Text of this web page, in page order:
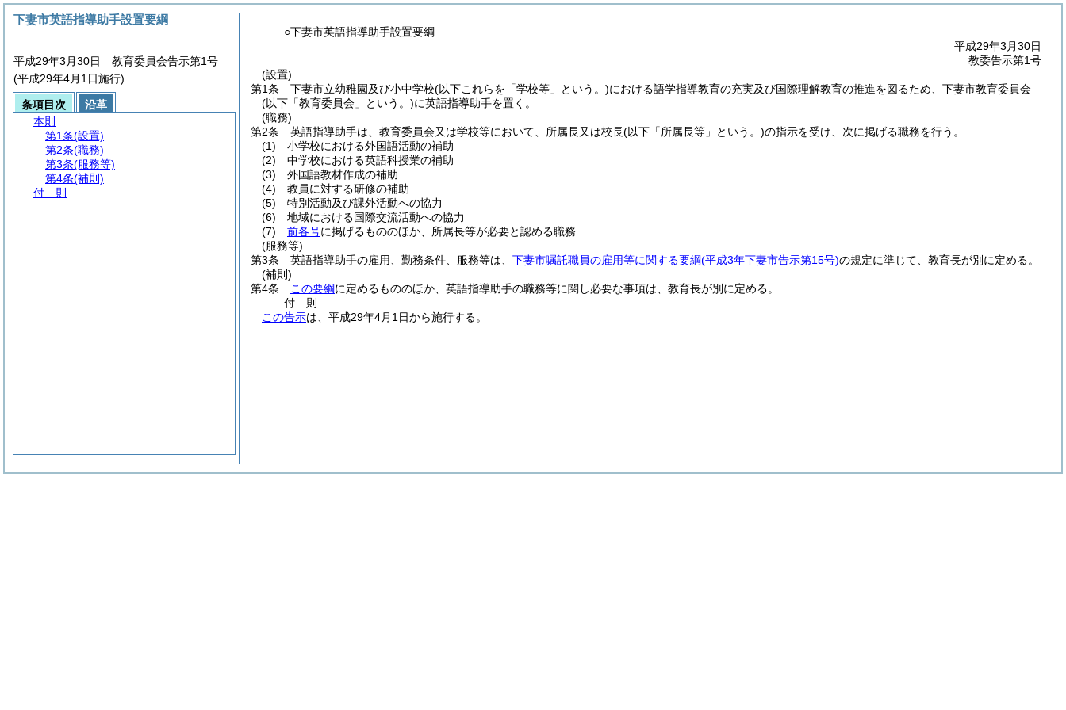
○下妻市英語指導助手設置要綱
平成29年3月30日
教委告示第1号
(設置)
第1条
下妻市立幼稚園及び小中学校(以下これらを「学校等」という。)における語学指導教育の充実及び国際理解教育の推進を図るため、下妻市教育委員会
(以下「教育委員会」という。)に英語指導助手を置く。
(職務)
第2条
英語指導助手は、教育委員会又は学校等において、所属長又は校長(以下「所属長等」という。)の指示を受け、次に掲げる職務を行う。
(1)
小学校における外国語活動の補助
(2)
中学校における英語科授業の補助
(3)
外国語教材作成の補助
(4)
教員に対する研修の補助
(5)
特別活動及び課外活動への協力
(6)
地域における国際交流活動への協力
(7)
前各号に掲げるもののほか、所属長等が必要と認める職務
(服務等)
第3条
英語指導助手の雇用、勤務条件、服務等は、 下妻市嘱託職員の雇用等に関する要綱(平成3年下妻市告示第15号)の規定に準じて、教育長が別に定める。
(補則)
第4条
この要綱に定めるもののほか、英語指導助手の職務等に関し必要な事項は、教育長が別に定める。
付 則
この告示は、平成29年4月1日から施行する。
下妻市英語指導助手設置要綱
平成29年3月30日 教育委員会告示第1号
(平成29年4月1日施行)
条項目次
沿革
本則
第1条(設置)
第2条(職務)
第3条(服務等)
第4条(補則)
付 則